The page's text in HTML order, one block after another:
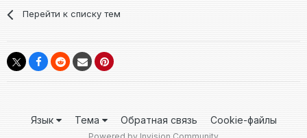
Перейти к списку тем
Язык Тема Обратная связь Cookie-файлы